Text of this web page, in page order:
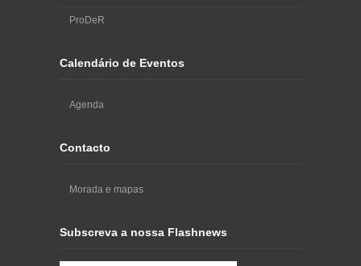
ProDeR
Calendário de Eventos
Agenda
Contacto
Morada e mapas
Subscreva a nossa Flashnews